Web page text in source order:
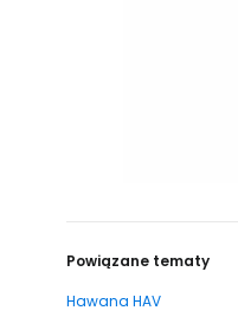
Powiązane tematy
Hawana HAV